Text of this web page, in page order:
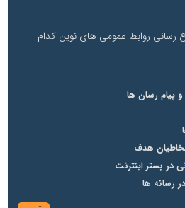
رسانی روابط عمومی های نوین کدام
پیام رسان ها
هدف
در بستر اینترنت
رسانه ها